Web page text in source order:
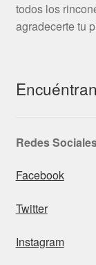
todos los
agradecerte tu
Redes
Facebook
Twitter
Instagram